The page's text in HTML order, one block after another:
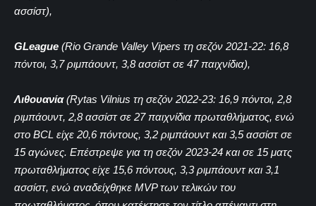
ασσίστ),
GLeague (Rio Grande Valley Vipers τη σεζόν 2021-22: 16,8
πόντοι, 3,7 ριμπάουντ, 3,8 ασσίστ σε 47 παιχνίδια),
Λιθουανία(Rytas Vilnius τη σεζόν 2022-23: 16,9 πόντοι, 2,8
ριμπάουντ, 2,8 ασσίστ σε 27 παιχνίδια πρωταθλήματος, ενώ
στο BCL είχε 20,6 πόντους, 3,2 ριμπάουντ και 3,5 ασσίστ σε
15 αγώνες. Επέστρεψε για τη σεζόν 2023-24 και σε 15 ματς
πρωταθλήματος είχε 15,6 πόντους, 3,3 ριμπάουντ και 3,1
ασσίστ, ενώ αναδείχθηκε ΜVP των τελικών του